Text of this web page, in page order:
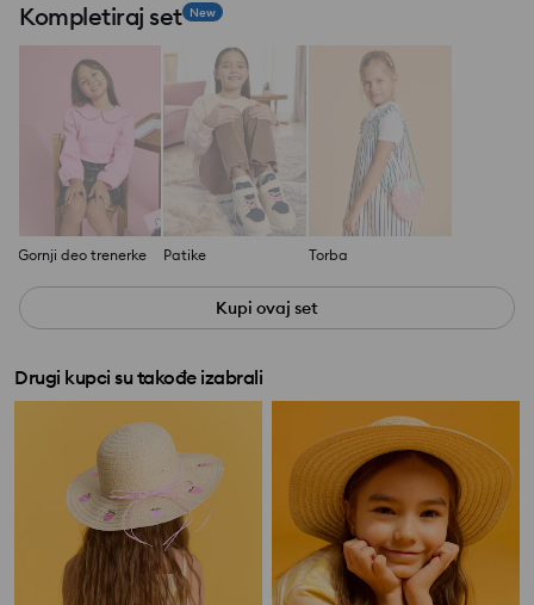
Kompletiraj set New
Gornji deo trenerke Patike Torba
Kupi ovaj set
Drugi kupci su takođe izabrali